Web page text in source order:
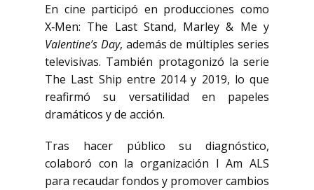
En cine participó en producciones como
X‑Men: The Last Stand, Marley & Me y
Valentine’s Day, además de múltiples series
televisivas. También protagonizó la serie
The Last Ship entre 2014 y 2019, lo que
reafirmó su versatilidad en papeles
dramáticos y de acción.
Tras hacer público su diagnóstico,
colaboró con la organización I Am ALS
para recaudar fondos y promover cambios